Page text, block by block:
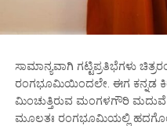
ಸಾಮಾನ್ಯವಾಗಿ ಗಟ್ಟಿಪ್ರತಿಭೆಗಳು
ರಂಗಭೂಮಿಯಿಂದಲೇ. ಈಗ ಕನ್ನಡ
ಮಿಂಚುತ್ತಿರುವ ಮಂಗಳಗೌರಿ ಮದುವೆ
ಮೂಲತಃ ರಂಗಭೂಮಿಯಲ್ಲಿ